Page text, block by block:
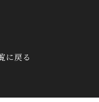
に戻る